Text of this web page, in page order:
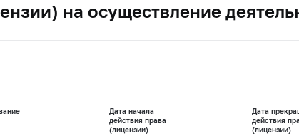
на осуществление
Дата начала
действия права
(лицензии)
Дата
действия
(лицензии)